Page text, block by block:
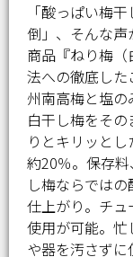
「酸っぱい梅
倒」、そんな声
商品『ねり梅
法への徹底し
州南高梅と塩
白干し梅をそ
りとキリッと
約20％。保存
し梅ならでは
仕上がり。チュ
使用が可能。
や器を汚さず